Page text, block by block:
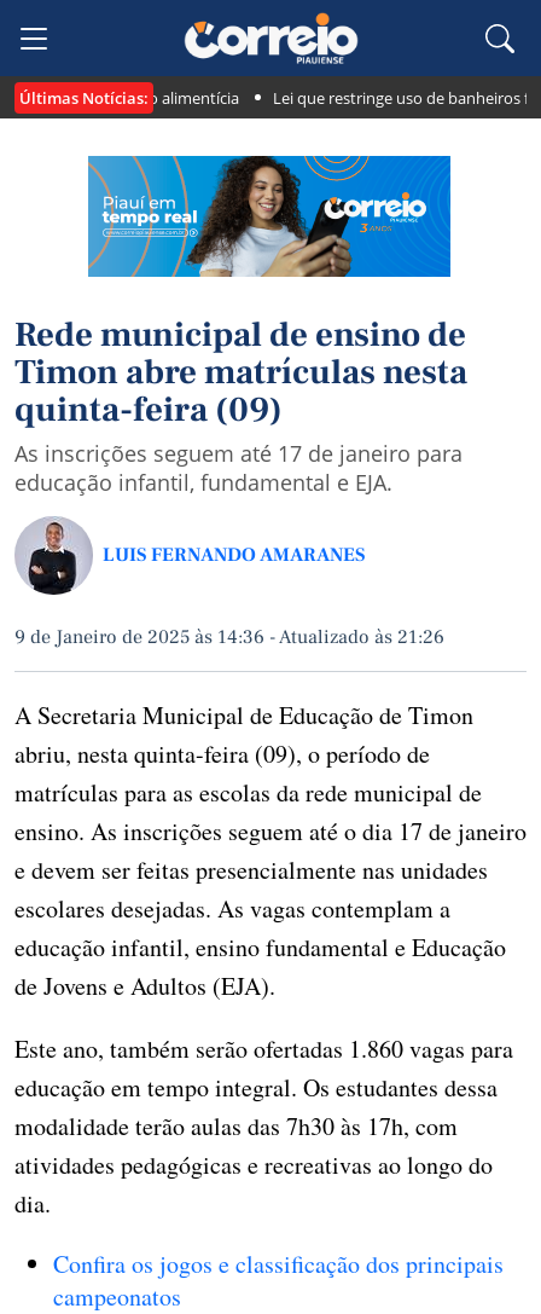
Últimas Notícias:
da pensão alimentícia Lei que restringe uso de banheiros
Rede municipal de ensino de
Timon abre matrículas nesta
quinta-feira (09)
As inscrições seguem até 17 de janeiro para
educação infantil, fundamental e EJA.
LUIS FERNANDO AMARANES
9 de Janeiro de 2025 às 14:36 -Atualizado às 21:26
A Secretaria Municipal de Educação de Timon
abriu, nesta quinta-feira (09), o período de
matrículas para as escolas da rede municipal de
ensino. As inscrições seguem até o dia 17 de janeiro
e devem ser feitas presencialmente nas unidades
escolares desejadas. As vagas contemplam a
educação infantil, ensino fundamental e Educação
de Jovens e Adultos (EJA).
Este ano, também serão ofertadas 1.860 vagas para
educação em tempo integral. Os estudantes dessa
modalidade terão aulas das 7h30 às 17h, com
atividades pedagógicas e recreativas ao longo do
dia.
Confira os jogos e classificação dos principais
campeonatos